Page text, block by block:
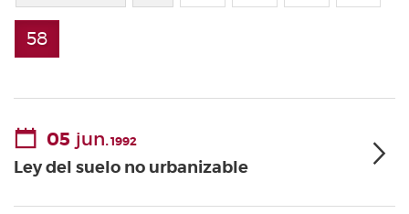
Página actual
58
05 jun.1992
Ley del suelo no urbanizable